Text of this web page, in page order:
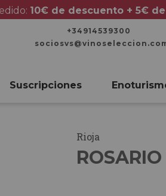
10€ de descuento + 5€
+34914539300
Suscripciones
Rioja